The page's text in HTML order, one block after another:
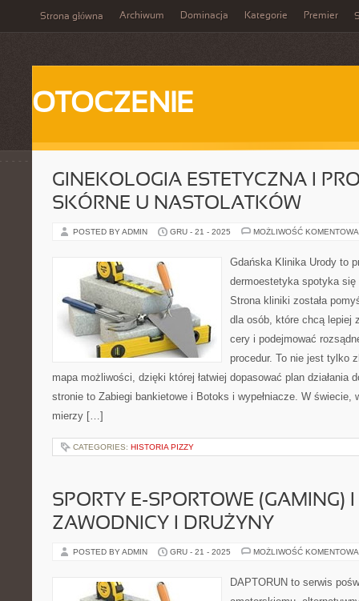
Strona główna Archiwum Dominacja Kategorie Premier
OTOCZENIE
GINEKOLOGIA ESTETYCZNA I
SKÓRNE U NASTOLATKÓW
POSTED BY ADMIN GRU - 21 - 2025 MOŻLIWOŚĆ
Gdańska Klinika Urody to
dermoestetyka spotyka
Strona kliniki została
dla osób, które chcą lepiej
cery i podejmować
procedur. To nie jest tylko
mapa możliwości, dzięki której łatwiej dopasować plan działania
stronie to Zabiegi bankietowe i Botoks i wypełniacze. W świecie,
mierzy […]
CATEGORIES: HISTORIA PIZZY
SPORTY E-SPORTOWE (GAMING)
ZAWODNICY I DRUŻYNY
POSTED BY ADMIN GRU - 21 - 2025 MOŻLIWOŚĆ
DAPTORUN to serwis